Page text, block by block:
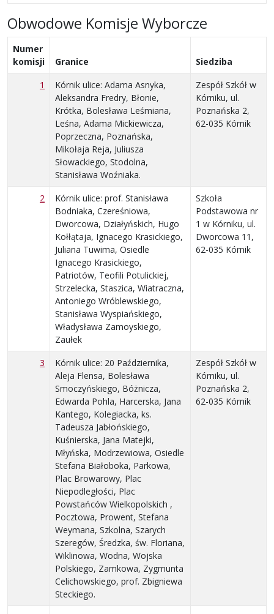
Obwodowe Komisje Wyborcze
Numer
komisji
Granice
Siedziba
1
Kórnik ulice: Adama Asnyka,
Aleksandra Fredry, Błonie,
Krótka, Bolesława Leśmiana,
Leśna, Adama Mickiewicza,
Poprzeczna, Poznańska,
Mikołaja Reja, Juliusza
Słowackiego, Stodolna,
Stanisława Woźniaka.
Zespół Szkół w
Kórniku, ul.
Poznańska 2,
62-035 Kórnik
2
Kórnik ulice: prof. Stanisława
Bodniaka, Czereśniowa,
Dworcowa, Działyńskich, Hugo
Kołłątaja, Ignacego Krasickiego,
Juliana Tuwima, Osiedle
Ignacego Krasickiego,
Patriotów, Teofili Potulickiej,
Strzelecka, Staszica, Wiatraczna,
Antoniego Wróblewskiego,
Stanisława Wyspiańskiego,
Władysława Zamoyskiego,
Zaułek
Szkoła
Podstawowa nr
1 w Kórniku, ul.
Dworcowa 11,
62-035 Kórnik
3
Kórnik ulice: 20 Października,
Aleja Flensa, Bolesława
Smoczyńskiego, Bóżnicza,
Edwarda Pohla, Harcerska, Jana
Kantego, Kolegiacka, ks.
Tadeusza Jabłońskiego,
Kuśnierska, Jana Matejki,
Młyńska, Modrzewiowa, Osiedle
Stefana Białoboka, Parkowa,
Plac Browarowy, Plac
Niepodległości, Plac
Powstańców Wielkopolskich ,
Pocztowa, Prowent, Stefana
Weymana, Szkolna, Szarych
Szeregów, Średzka, św. Floriana,
Wiklinowa, Wodna, Wojska
Polskiego, Zamkowa, Zygmunta
Celichowskiego, prof. Zbigniewa
Steckiego.
Zespół Szkół w
Kórniku, ul.
Poznańska 2,
62-035 Kórnik